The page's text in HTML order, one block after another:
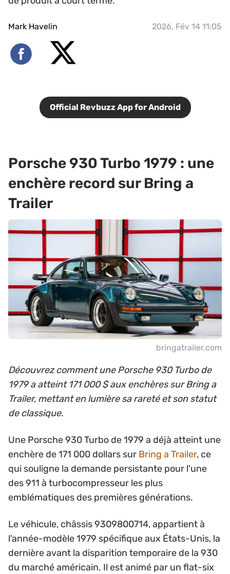
Mark Havelin 2026, Fév 14 11:05
Official Revbuzz App for Android
Porsche 930 Turbo 1979 : une
enchère record sur Bring a
Trailer
bringatrailer.com
Découvrez comment une Porsche 930 Turbo de
1979 a atteint 171 000 $ aux enchères sur Bring a
Trailer, mettant en lumière sa rareté et son statut
de classique.
Une Porsche 930 Turbo de 1979 a déjà atteint une
enchère de 171 000 dollars sur Bring a Trailer, ce
qui souligne la demande persistante pour l'une
des 911 à turbocompresseur les plus
emblématiques des premières générations.
Le véhicule, châssis 9309800714, appartient à
l'année-modèle 1979 spécifique aux États-Unis, la
dernière avant la disparition temporaire de la 930
du marché américain. Il est animé par un flat-six